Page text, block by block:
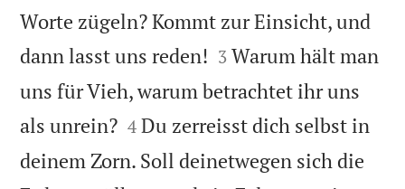
Worte zügeln? Kommt zur Einsicht, und
dann lasst uns reden! 

3 Warum hält man
uns für Vieh, warum betrachtet ihr uns
als unrein?
4 Du zerreisst dich selbst in
deinem Zorn. Soll deinetwegen sich die